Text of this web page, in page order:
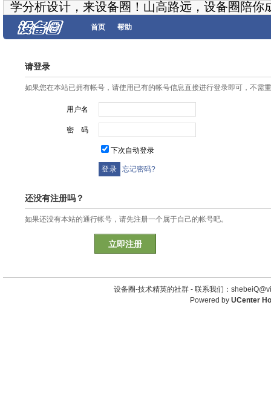
学分析设计，来设备圈！山高路远，设备圈陪你
首页 帮助
请登录
如果您在本站已拥有帐号，请使用已有的帐号信息直接进行登录即可，不需
用户名
密 码
下次自动登录
忘记密码?
还没有注册吗？
如果还没有本站的通行帐号，请先注册一个属于自己的帐号吧。
立即注册
设备圈-技术精英的社群 - 联系我们：
Powered by UCenter